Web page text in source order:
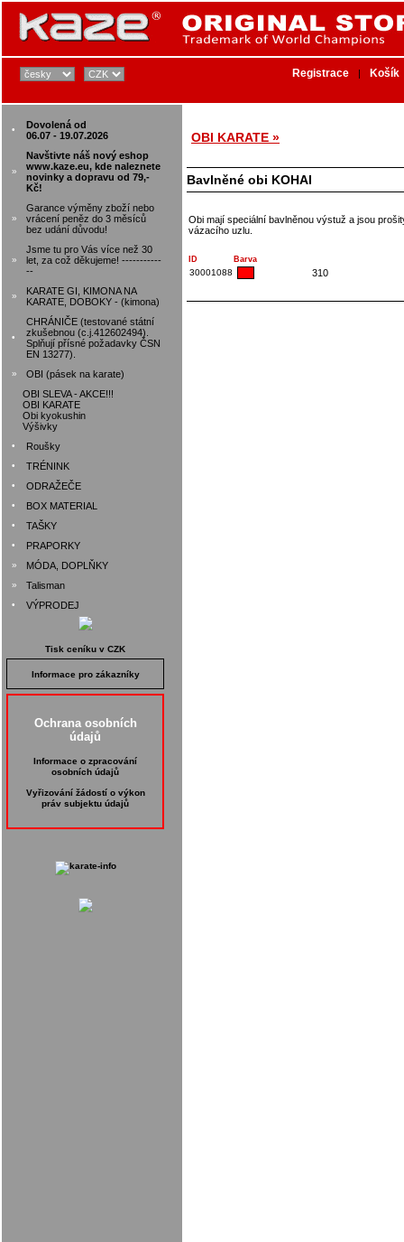
•
Dovolená od
06.07 - 19.07.2026
»
Navštivte náš nový eshop
www.kaze.eu, kde naleznete
novinky a dopravu od 79,-
Kč!
»
Garance výměny zboží nebo
vrácení peněz do 3 měsíců
bez udání důvodu!
»
Jsme tu pro Vás více než 30
let, za což děkujeme! -----------
--
»
KARATE GI, KIMONA NA
KARATE, DOBOKY - (kimona)
•
CHRÁNIČE (testované státní
zkušebnou (c.j.412602494).
Splňují přísné požadavky ČSN
EN 13277).
»
OBI (pásek na karate)
OBI SLEVA - AKCE!!!
OBI KARATE
Obi kyokushin
Výšivky
• Roušky
• TRÉNINK
• ODRAŽEČE
• BOX MATERIAL
• TAŠKY
• PRAPORKY
» MÓDA, DOPLŇKY
» Talisman
• VÝPRODEJ
Tisk ceníku v CZK
Informace pro zákazníky
Ochrana osobních
údajů
Informace o zpracování
osobních údajů
Vyřizování žádostí o výkon
práv subjektu údajů
Registrace | Košík
OBI KARATE »
Bavlněné obi KOHAI
Obi mají speciální bavlněnou výstuž a jsou
vázacího uzlu.
ID Barva
30001088 310